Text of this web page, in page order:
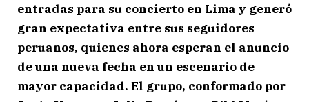
entradas para su concierto en Lima y generó
gran expectativa entre sus seguidores
peruanos, quienes ahora esperan el anuncio
de una nueva fecha en un escenario de
mayor capacidad. El grupo, conformado por